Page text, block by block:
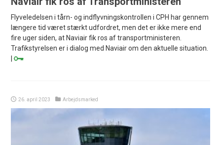
Flyveledelsen i tårn- og indflyvningskontrollen i CPH har gennem
længere tid været stærkt udfordret, men det er ikke mere end
fire uger siden, at Naviair fik ros af transportministeren.
Trafikstyrelsen er i dialog med Naviair om den aktuelle situation.
|
26. april 2023 Arbejdsmarked